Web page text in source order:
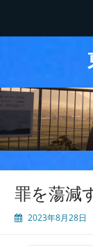
罪を蕩減
2023年8月28日